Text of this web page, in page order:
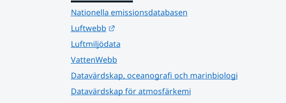
Nationella emissionsdatabasen
Luftwebb
Länk till annan webbplats.
Luftmiljödata
VattenWebb
Datavärdskap, oceanografi och marinbiologi
Datavärdskap för atmosfärkemi